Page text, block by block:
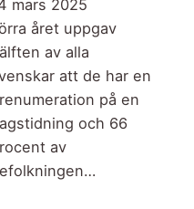
mars 2025
året uppgav
av alla
att de har en
på en
och 66
av